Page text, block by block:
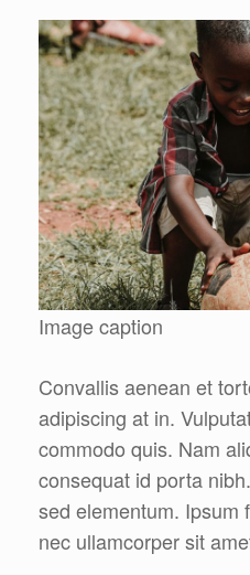
Image caption
Convallis aenean et
adipiscing at in.
commodo quis. Nam
consequat id porta
sed elementum. Ipsum
nec ullamcorper sit